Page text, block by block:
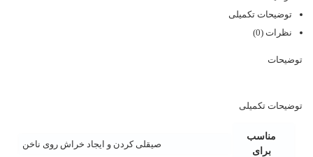
توضیحات تکمیلی
نظرات (0)
توضیحات
توضیحات تکمیلی
مناسب
برای
صیقلی کردن و ایجاد خراش روی ناخن